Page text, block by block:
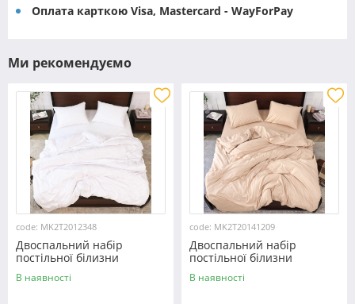
Оплата карткою Visa, Mastercard - WayForPay
Ми рекомендуємо
code: MK2T2012348
Двоспальний набір
постільної білизни
180*220 із мікрофібри
№2012348 Черешенка™
В наявності
code: MK2T20141209
Двоспальний набір
постільної білизни
180*220 із мікрофібри
№20141209 Черешенка™
В наявності